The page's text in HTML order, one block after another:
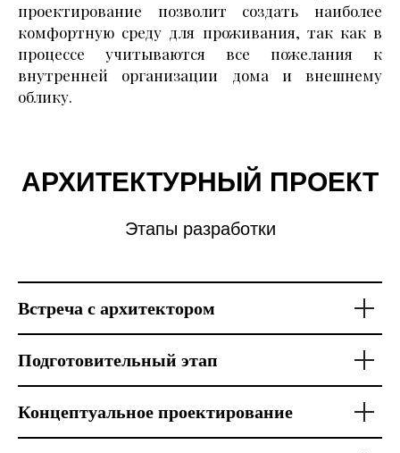
проектирование позволит создать наиболее
комфортную среду для проживания, так как в
процессе учитываются все пожелания к
внутренней организации дома и внешнему
облику.
АРХИТЕКТУРНЫЙ ПРОЕКТ
Этапы разработки
Встреча с архитектором
Подготовительный этап
Концептуальное проектирование